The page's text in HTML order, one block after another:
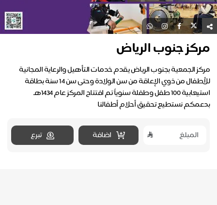
مركز جنوب الرياض
مركز الجمعية بجنوب الرياض يقدم خدمات التأهيل والرعاية المجانية
للأطفال من ذوي الإعاقة من سن الولادة وحتى سن 14 سنة بطاقة
استيعابية 100 طفل وطفلة سنوياً تم افتتاح المركز عام 1434هـ
بدعمكم نستطيع تحقيق أحلام أطفالنا
اضافة تبرع